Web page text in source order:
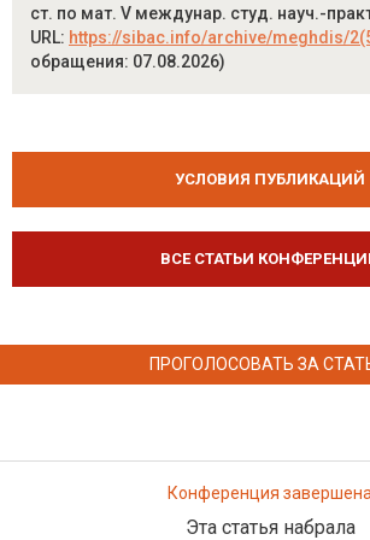
ст. по мат. V междунар. студ. науч.-
URL: https://sibac.info/archive/meghdis/
обращения: 07.08.2026)
УСЛОВИЯ ПУБЛИКАЦИЙ
ВСЕ СТАТЬИ
ПРОГОЛОСОВАТЬ ЗА
Конференция завершена
Эта статья набрала